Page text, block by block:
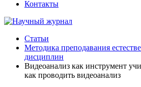
Контакты
Статьи
Методика преподавания
дисциплин
Видеоанализ как инструмент
как проводить видеоанализ